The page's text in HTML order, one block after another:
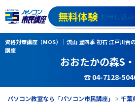
無料体験 お申し込み
資格対策講座（MOS）｜流山 豊四季 初石 江戸川台
講座
おおたかの森S
☎ 04-7128-
パソコン教室なら「パソコン市民講座」 千葉